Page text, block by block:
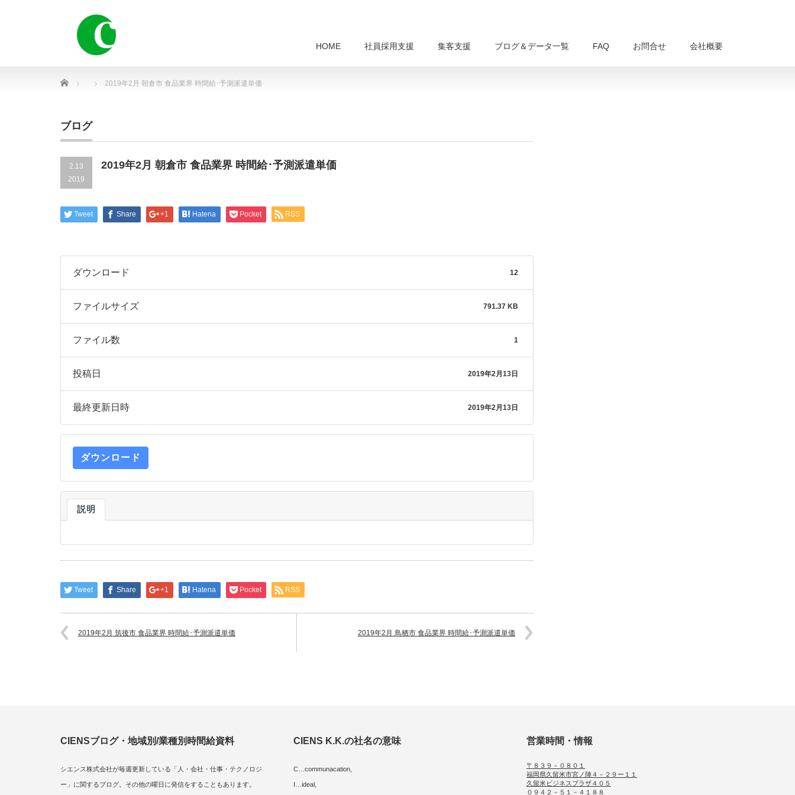
HOME 社員採用支援 集客支援 ブログ＆データ一覧 FAQ お問合せ 会社概要
Home 2019年2月 朝倉市 食品業界 時間給･予測派遣単価
ブログ
2.13
2019
2019年2月 朝倉市 食品業界 時間給･予測派遣単価
Tweet Share +1 Hatena Pocket RSS
ダウンロード 12
ファイルサイズ 791.37 KB
ファイル数 1
投稿日 2019年2月13日
最終更新日時 2019年2月13日
ダウンロード
説明
Tweet Share +1 Hatena Pocket RSS
2019年2月 筑後市 食品業界 時間給･予測派遣単価 2019年2月 鳥栖市 食品業界 時間給･予測派遣単価
CIENSブログ・地域別/業種別時間給資料
シエンス株式会社が毎週更新している「人・会社・仕事・テクノロジ
ー」に関するブログ。その他の曜日に発信をすることもあります。
CIENS K.K.の社名の意味
C…communacation,
I…ideal,
営業時間・情報
〒８３９－０８０１
福岡県久留米市宮ノ陣４－２９ー１１
久留米ビジネスプラザ４０５
０９４２－５１－４１８８